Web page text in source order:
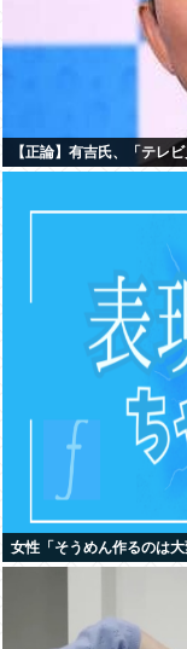
【正論】有吉氏、「テレ
女性「そうめん作るのは